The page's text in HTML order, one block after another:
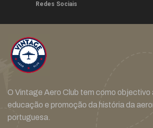
Redes Sociais
O Vintage Aero Club tem como objectivo
educação e promoção da história da
portuguesa.